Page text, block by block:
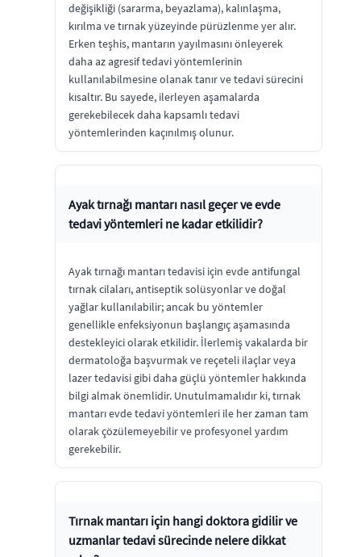
değişikliği (sararma, beyazlama), kalınlaşma,
kırılma ve tırnak yüzeyinde pürüzlenme yer alır.
Erken teşhis, mantarın yayılmasını önleyerek
daha az agresif tedavi yöntemlerinin
kullanılabilmesine olanak tanır ve tedavi sürecini
kısaltır. Bu sayede, ilerleyen aşamalarda
gerekebilecek daha kapsamlı tedavi
yöntemlerinden kaçınılmış olunur.
Ayak tırnağı mantarı nasıl geçer ve evde
tedavi yöntemleri ne kadar etkilidir?
Ayak tırnağı mantarı tedavisi için evde antifungal
tırnak cilaları, antiseptik solüsyonlar ve doğal
yağlar kullanılabilir; ancak bu yöntemler
genellikle enfeksiyonun başlangıç aşamasında
destekleyici olarak etkilidir. İlerlemiş vakalarda bir
dermatoloğa başvurmak ve reçeteli ilaçlar veya
lazer tedavisi gibi daha güçlü yöntemler hakkında
bilgi almak önemlidir. Unutulmamalıdır ki, tırnak
mantarı evde tedavi yöntemleri ile her zaman tam
olarak çözülemeyebilir ve profesyonel yardım
gerekebilir.
Tırnak mantarı için hangi doktora gidilir ve
uzmanlar tedavi sürecinde nelere dikkat